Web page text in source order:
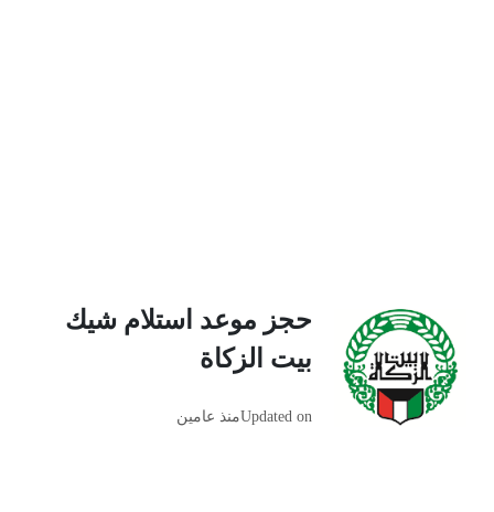
حجز موعد استلام شيك
بيت الزكاة
Updated onمنذ عامين